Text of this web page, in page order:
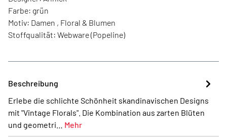
Farbe: grün
Motiv: Damen , Floral & Blumen
Stoffqualität: Webware (Popeline)
Beschreibung
Erlebe die schlichte Schönheit skandinavischen Designs
mit "Vintage Florals". Die Kombination aus zarten Blüten
und geometri… Mehr